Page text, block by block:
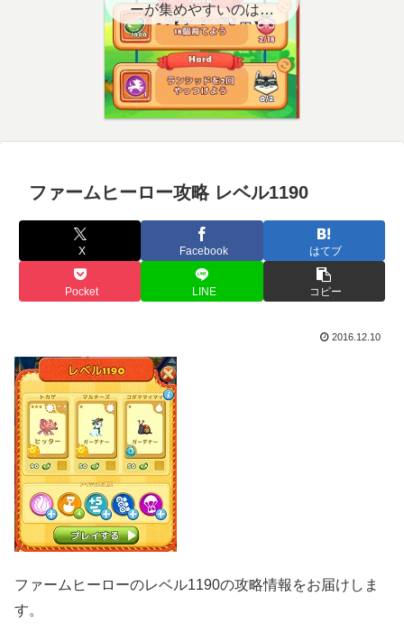
ーが集めやすいのはど
こ？【クエスト用】
ファームヒーロー攻略 レベル1190
X Facebook はてブ
Pocket LINE コピー
2016.12.10
ファームヒーローのレベル1190の攻略情報をお届けしま
す。